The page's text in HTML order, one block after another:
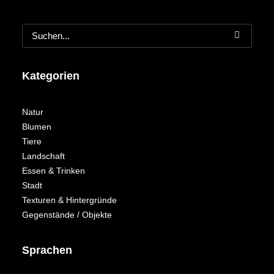
Kategorien
Natur
Blumen
Tiere
Landschaft
Essen & Trinken
Stadt
Texturen & Hintergründe
Gegenstände / Objekte
Sprachen